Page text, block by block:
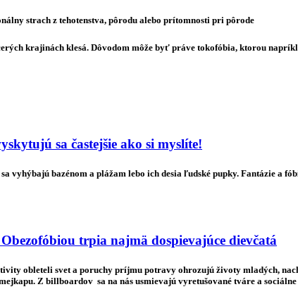
strach z tehotenstva, pôrodu alebo prítomnosti pri pôrode
krajinách klesá. Dôvodom môže byť práve tokofóbia, ktorou
sa častejšie ako si myslíte!
vyhýbajú bazénom a plážam lebo ich desia ľudské pupky. Fantázie a
trpia najmä dospievajúce dievčatá
obleteli svet a poruchy príjmu potravy ohrozujú životy mladých,
Z billboardov sa na nás usmievajú vyretušované tváre a